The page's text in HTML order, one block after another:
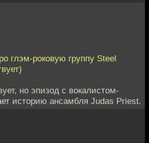
глэм-роковую группу Steel
но эпизод с вокалистом-
историю ансамбля Judas Priest.